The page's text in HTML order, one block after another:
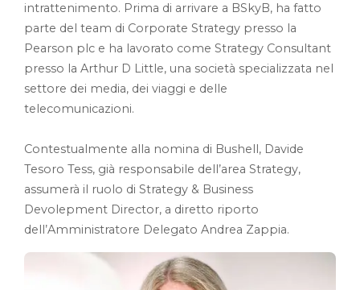
intrattenimento. Prima di arrivare a BSkyB, ha fatto
parte del team di Corporate Strategy presso la
Pearson plc e ha lavorato come Strategy Consultant
presso la Arthur D Little, una società specializzata nel
settore dei media, dei viaggi e delle
telecomunicazioni.
Contestualmente alla nomina di Bushell, Davide
Tesoro Tess, già responsabile dell’area Strategy,
assumerà il ruolo di Strategy & Business
Devolepment Director, a diretto riporto
dell’Amministratore Delegato Andrea Zappia.